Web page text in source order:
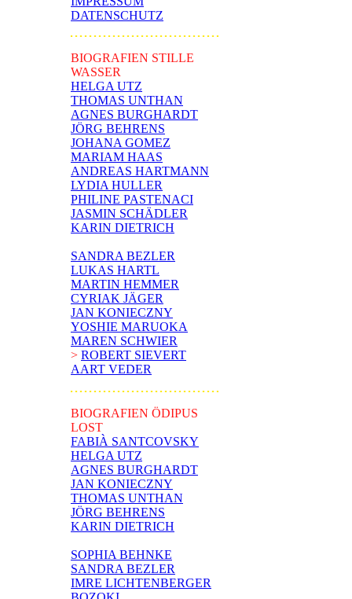
DATENSCHUTZ
BIOGRAFIEN STILLE
WASSER
HELGA UTZ
THOMAS UNTHAN
AGNES BURGHARDT
JÖRG BEHRENS
JOHANA GOMEZ
MARIAM HAAS
ANDREAS HARTMANN
LYDIA HULLER
PHILINE PASTENACI
JASMIN SCHÄDLER
KARIN DIETRICH
SANDRA BEZLER
LUKAS HARTL
MARTIN HEMMER
CYRIAK JÄGER
JAN KONIECZNY
YOSHIE MARUOKA
MAREN SCHWIER
> ROBERT SIEVERT
AART VEDER
BIOGRAFIEN ÖDIPUS
LOST
FABIÀ SANTCOVSKY
HELGA UTZ
AGNES BURGHARDT
JAN KONIECZNY
THOMAS UNTHAN
JÖRG BEHRENS
KARIN DIETRICH
SOPHIA BEHNKE
SANDRA BEZLER
IMRE LICHTENBERGER